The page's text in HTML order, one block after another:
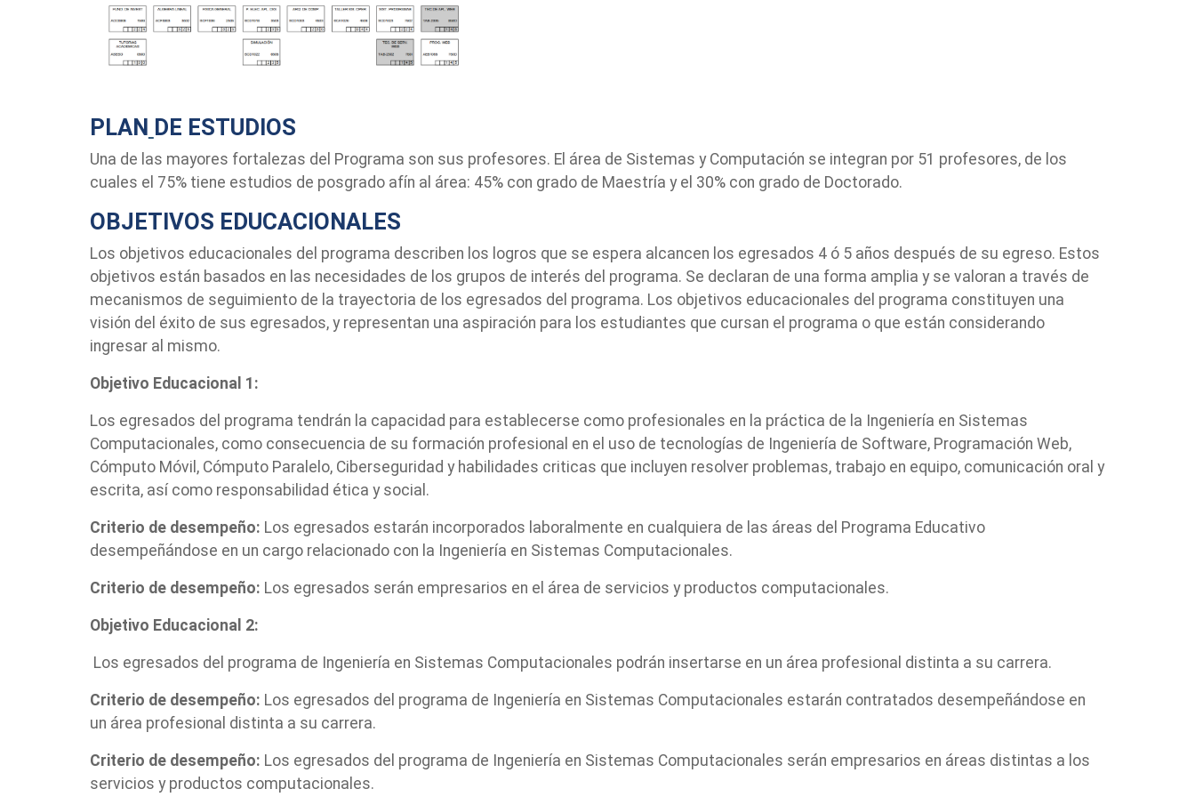
PLAN DE ESTUDIOS
Una de las mayores fortalezas del Programa son sus profesores. El área de Sistemas y Computación se integran por 51 profesores, de los
cuales el 75% tiene estudios de posgrado afín al área: 45% con grado de Maestría y el 30% con grado de Doctorado.
OBJETIVOS EDUCACIONALES
Los objetivos educacionales del programa describen los logros que se espera alcancen los egresados 4 ó 5 años después de su egreso. Estos
objetivos están basados en las necesidades de los grupos de interés del programa. Se declaran de una forma amplia y se valoran a través de
mecanismos de seguimiento de la trayectoria de los egresados del programa. Los objetivos educacionales del programa constituyen una
visión del éxito de sus egresados, y representan una aspiración para los estudiantes que cursan el programa o que están considerando
ingresar al mismo.
Objetivo Educacional 1:
Los egresados del programa tendrán la capacidad para establecerse como profesionales en la práctica de la Ingeniería en Sistemas
Computacionales, como consecuencia de su formación profesional en el uso de tecnologías de Ingeniería de Software, Programación Web,
Cómputo Móvil, Cómputo Paralelo, Ciberseguridad y habilidades criticas que incluyen resolver problemas, trabajo en equipo, comunicación oral y
escrita, así como responsabilidad ética y social.
Criterio de desempeño: Los egresados estarán incorporados laboralmente en cualquiera de las áreas del Programa Educativo
desempeñándose en un cargo relacionado con la Ingeniería en Sistemas Computacionales.
Criterio de desempeño: Los egresados serán empresarios en el área de servicios y productos computacionales.
Objetivo Educacional 2:
Los egresados del programa de Ingeniería en Sistemas Computacionales podrán insertarse en un área profesional distinta a su carrera.
Criterio de desempeño: Los egresados del programa de Ingeniería en Sistemas Computacionales estarán contratados desempeñándose en
un área profesional distinta a su carrera.
Criterio de desempeño: Los egresados del programa de Ingeniería en Sistemas Computacionales serán empresarios en áreas distintas a los
servicios y productos computacionales.